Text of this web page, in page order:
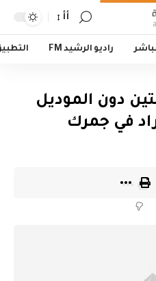
أأ
راديو الرشيد FM
دون الموديل
في جمرك